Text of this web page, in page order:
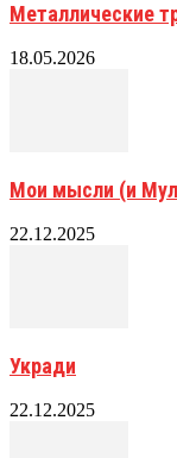
Металлические
18.05.2026
Мои мысли (и
22.12.2025
Укради
22.12.2025